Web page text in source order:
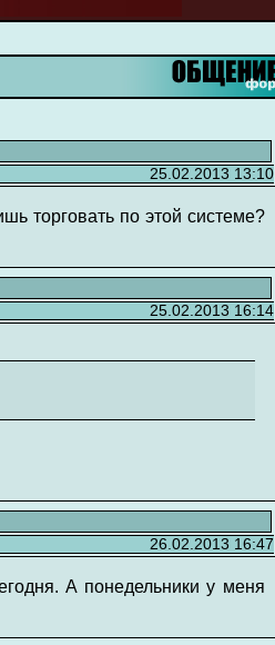
25.02.2013 13:10
торговать по этой системе?
25.02.2013 16:14
26.02.2013 16:47
А понедельники у меня